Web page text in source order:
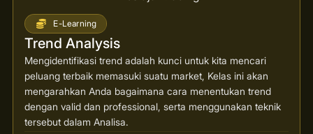
E-Learning
Trend Analysis
Mengidentifikasi trend adalah kunci untuk kita mencari
peluang terbaik memasuki suatu market, Kelas ini akan
mengarahkan Anda bagaimana cara menentukan trend
dengan valid dan professional, serta menggunakan teknik
tersebut dalam Analisa.